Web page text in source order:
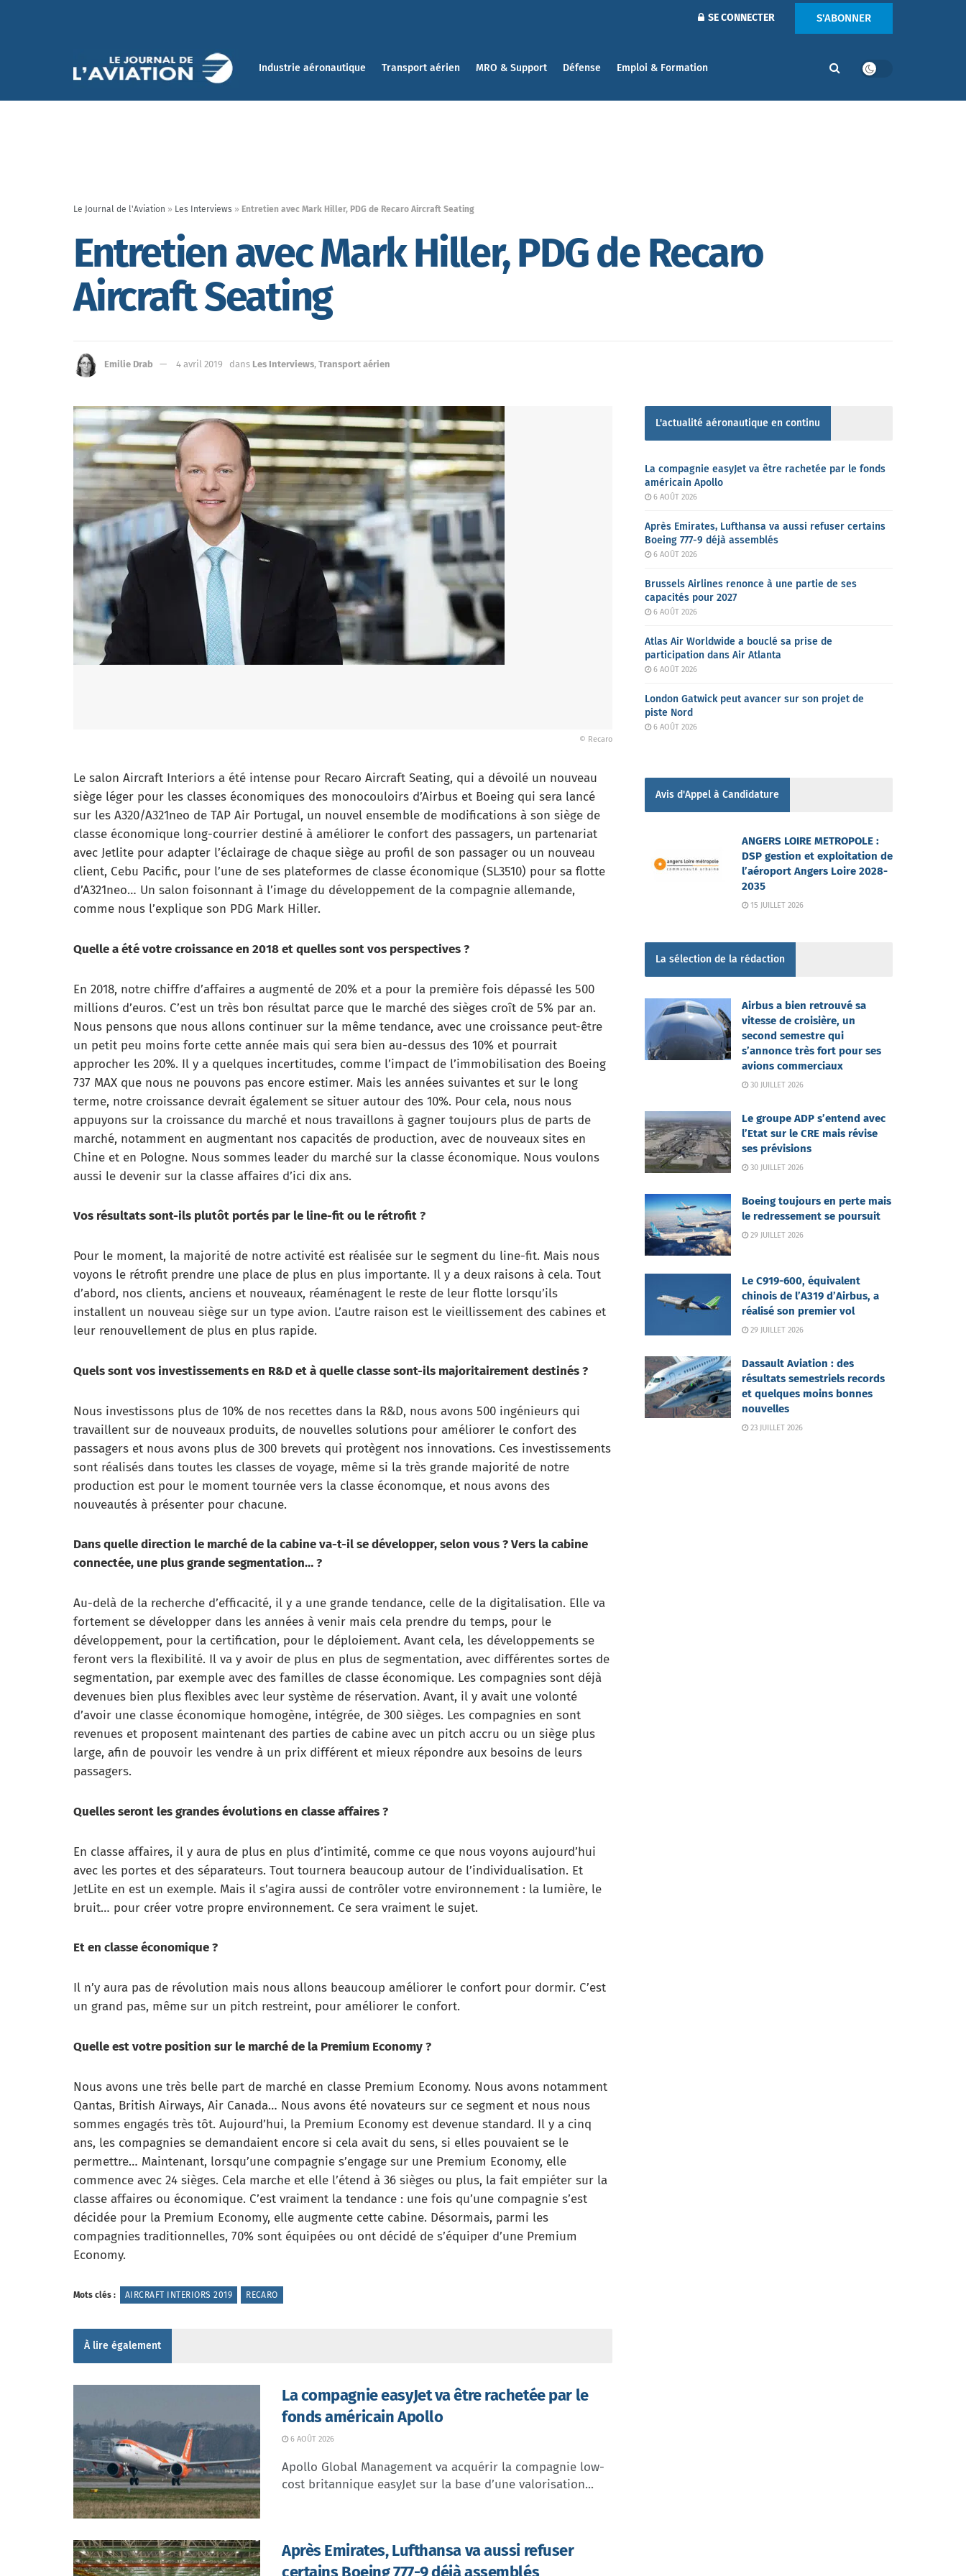
SE CONNECTER S'ABONNER
Industrie aéronautique Transport aérien MRO & Support Défense Emploi & Formation
Le Journal de l'Aviation » Les Interviews » Entretien avec Mark Hiller, PDG de Recaro Aircraft Seating
Entretien avec Mark Hiller, PDG de Recaro
Aircraft Seating
Emilie Drab 4 avril 2019 dans Les Interviews, Transport aérien
© Recaro
Le salon Aircraft Interiors a été intense pour Recaro Aircraft Seating, qui a dévoilé un nouveau
siège léger pour les classes économiques des monocouloirs d’Airbus et Boeing qui sera lancé
sur les A320/A321neo de TAP Air Portugal, un nouvel ensemble de modifications à son siège de
classe économique long-courrier destiné à améliorer le confort des passagers, un partenariat
avec Jetlite pour adapter l’éclairage de chaque siège au profil de son passager ou un nouveau
client, Cebu Pacific, pour l’une de ses plateformes de classe économique (SL3510) pour sa flotte
d’A321neo… Un salon foisonnant à l’image du développement de la compagnie allemande,
comme nous l’explique son PDG Mark Hiller.
Quelle a été votre croissance en 2018 et quelles sont vos perspectives ?
En 2018, notre chiffre d’affaires a augmenté de 20% et a pour la première fois dépassé les 500
millions d’euros. C’est un très bon résultat parce que le marché des sièges croît de 5% par an.
Nous pensons que nous allons continuer sur la même tendance, avec une croissance peut-être
un petit peu moins forte cette année mais qui sera bien au-dessus des 10% et pourrait
approcher les 20%. Il y a quelques incertitudes, comme l’impact de l’immobilisation des Boeing
737 MAX que nous ne pouvons pas encore estimer. Mais les années suivantes et sur le long
terme, notre croissance devrait également se situer autour des 10%. Pour cela, nous nous
appuyons sur la croissance du marché et nous travaillons à gagner toujours plus de parts de
marché, notamment en augmentant nos capacités de production, avec de nouveaux sites en
Chine et en Pologne. Nous sommes leader du marché sur la classe économique. Nous voulons
aussi le devenir sur la classe affaires d’ici dix ans.
Vos résultats sont-ils plutôt portés par le line-fit ou le rétrofit ?
Pour le moment, la majorité de notre activité est réalisée sur le segment du line-fit. Mais nous
voyons le rétrofit prendre une place de plus en plus importante. Il y a deux raisons à cela. Tout
d’abord, nos clients, anciens et nouveaux, réaménagent le reste de leur flotte lorsqu’ils
installent un nouveau siège sur un type avion. L’autre raison est le vieillissement des cabines et
leur renouvellement de plus en plus rapide.
Quels sont vos investissements en R&D et à quelle classe sont-ils majoritairement destinés ?
Nous investissons plus de 10% de nos recettes dans la R&D, nous avons 500 ingénieurs qui
travaillent sur de nouveaux produits, de nouvelles solutions pour améliorer le confort des
passagers et nous avons plus de 300 brevets qui protègent nos innovations. Ces investissements
sont réalisés dans toutes les classes de voyage, même si la très grande majorité de notre
production est pour le moment tournée vers la classe économque, et nous avons des
nouveautés à présenter pour chacune.
Dans quelle direction le marché de la cabine va-t-il se développer, selon vous ? Vers la cabine
connectée, une plus grande segmentation… ?
Au-delà de la recherche d’efficacité, il y a une grande tendance, celle de la digitalisation. Elle va
fortement se développer dans les années à venir mais cela prendre du temps, pour le
développement, pour la certification, pour le déploiement. Avant cela, les développements se
feront vers la flexibilité. Il va y avoir de plus en plus de segmentation, avec différentes sortes de
segmentation, par exemple avec des familles de classe économique. Les compagnies sont déjà
devenues bien plus flexibles avec leur système de réservation. Avant, il y avait une volonté
d’avoir une classe économique homogène, intégrée, de 300 sièges. Les compagnies en sont
revenues et proposent maintenant des parties de cabine avec un pitch accru ou un siège plus
large, afin de pouvoir les vendre à un prix différent et mieux répondre aux besoins de leurs
passagers.
Quelles seront les grandes évolutions en classe affaires ?
En classe affaires, il y aura de plus en plus d’intimité, comme ce que nous voyons aujourd’hui
avec les portes et des séparateurs. Tout tournera beaucoup autour de l’individualisation. Et
JetLite en est un exemple. Mais il s’agira aussi de contrôler votre environnement : la lumière, le
bruit… pour créer votre propre environnement. Ce sera vraiment le sujet.
Et en classe économique ?
Il n’y aura pas de révolution mais nous allons beaucoup améliorer le confort pour dormir. C’est
un grand pas, même sur un pitch restreint, pour améliorer le confort.
Quelle est votre position sur le marché de la Premium Economy ?
Nous avons une très belle part de marché en classe Premium Economy. Nous avons notamment
Qantas, British Airways, Air Canada… Nous avons été novateurs sur ce segment et nous nous
sommes engagés très tôt. Aujourd’hui, la Premium Economy est devenue standard. Il y a cinq
ans, les compagnies se demandaient encore si cela avait du sens, si elles pouvaient se le
permettre… Maintenant, lorsqu’une compagnie s’engage sur une Premium Economy, elle
commence avec 24 sièges. Cela marche et elle l’étend à 36 sièges ou plus, la fait empiéter sur la
classe affaires ou économique. C’est vraiment la tendance : une fois qu’une compagnie s’est
décidée pour la Premium Economy, elle augmente cette cabine. Désormais, parmi les
compagnies traditionnelles, 70% sont équipées ou ont décidé de s’équiper d’une Premium
Economy.
Mots clés : AIRCRAFT INTERIORS 2019 RECARO
À lire également
La compagnie easyJet va être rachetée par le
fonds américain Apollo
6 AOÛT 2026
Apollo Global Management va acquérir la compagnie low-
cost britannique easyJet sur la base d’une valorisation...
Après Emirates, Lufthansa va aussi refuser
L'actualité aéronautique en continu
La compagnie easyJet va être rachetée par le fonds
américain Apollo
6 AOÛT 2026
Après Emirates, Lufthansa va aussi refuser certains
Boeing 777-9 déjà assemblés
6 AOÛT 2026
Brussels Airlines renonce à une partie de ses
capacités pour 2027
6 AOÛT 2026
Atlas Air Worldwide a bouclé sa prise de
participation dans Air Atlanta
6 AOÛT 2026
London Gatwick peut avancer sur son projet de
piste Nord
6 AOÛT 2026
Avis d'Appel à Candidature
ANGERS LOIRE METROPOLE :
DSP gestion et exploitation de
l’aéroport Angers Loire 2028-
2035
15 JUILLET 2026
La sélection de la rédaction
Airbus a bien retrouvé sa
vitesse de croisière, un
second semestre qui
s’annonce très fort pour ses
avions commerciaux
30 JUILLET 2026
Le groupe ADP s’entend avec
l’Etat sur le CRE mais révise
ses prévisions
30 JUILLET 2026
Boeing toujours en perte mais
le redressement se poursuit
29 JUILLET 2026
Le C919-600, équivalent
chinois de l’A319 d’Airbus, a
réalisé son premier vol
29 JUILLET 2026
Dassault Aviation : des
résultats semestriels records
et quelques moins bonnes
nouvelles
23 JUILLET 2026